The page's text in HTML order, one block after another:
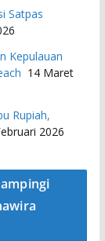
Satpas
Kepulauan
14 Maret
Rupiah,
2026